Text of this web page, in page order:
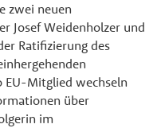
zwei neuen
Josef Weidenholzer und
Ratifizierung des
EU-Mitglied wechseln
über
im